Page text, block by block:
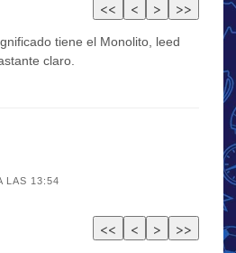
tiene el Monolito, leed
claro.
LAS 13:54